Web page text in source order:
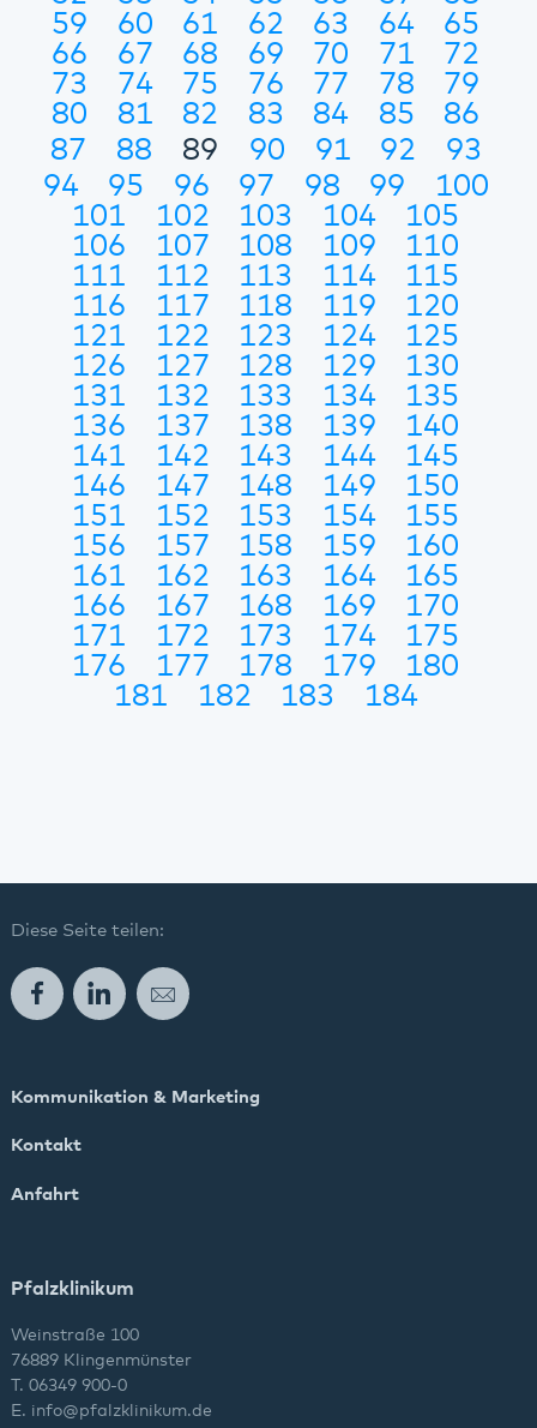
59
60 61 62 63 64
65
66
67 68 69 70 71
72
73
74 75 76 77 78
79
80
81 82 83 84 85
86
87
88 89 90 91 92
93
94
95 96 97 98 99
100
101
102 103 104
105
106
107 108 109
110
111
112 113 114
115
116
117 118 119
120
121
122 123 124
125
126
127 128 129
130
131
132 133 134
135
136
137 138 139
140
141
142 143 144
145
146
147 148 149
150
151
152 153 154
155
156
157 158 159
160
161
162 163 164
165
166
167 168 169
170
171
172 173 174
175
176
177 178 179
180
181
182 183 184
Diese Seite teilen:
FacebookLinkedInE-Mail
Kommunikation & Marketing
Kontakt
Anfahrt
Pfalzklinikum
Weinstraße 100
76889 Klingenmünster
T. 06349 900-0
E. info@pfalzklinikum.de